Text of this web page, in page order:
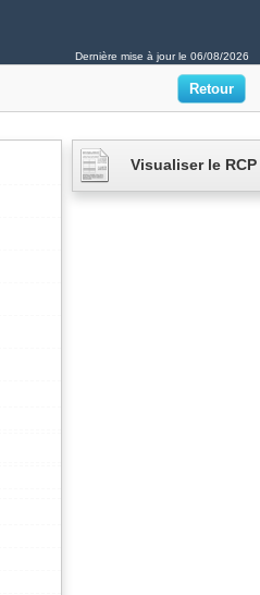
Dernière mise à jour le 06/08/2026
Visualiser le RCP